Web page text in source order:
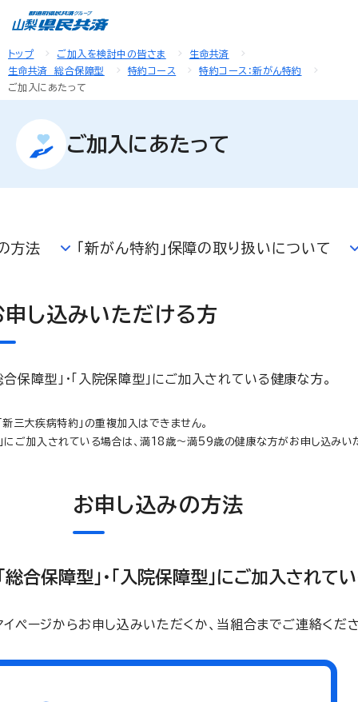
トップ ご加入を検討中の皆さま
生命共済
生命共済 総合保障型
特約コース
特約コース：新がん特約
ご加入にあたって
ご加入にあたって
方法 「新がん特約」保障の取り扱いについて
申し込みいただける方
合保障型」・「入院保障型」にご加入されている健康な方。
新三大疾病特約」の重複加入はできません。
」にご加入されている場合は、満18歳～満59歳の健康な方がお申し込みい
お申し込みの方法
総合保障型」・「入院保障型」にご加入されて
ページからお申し込みいただくか、当組合までご連絡くだ